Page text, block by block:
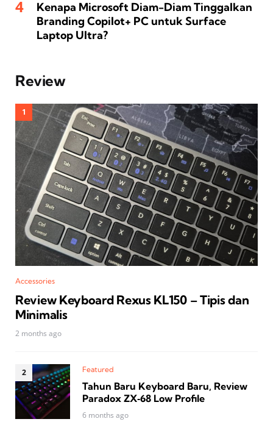
Kenapa Microsoft Diam-Diam Tinggalkan
Branding Copilot+ PC untuk Surface
Laptop Ultra?
Review
Accessories
Review Keyboard Rexus KL150 – Tipis dan
Minimalis
2 months ago
Featured
Tahun Baru Keyboard Baru, Review
Paradox ZX‑68 Low Profile
6 months ago